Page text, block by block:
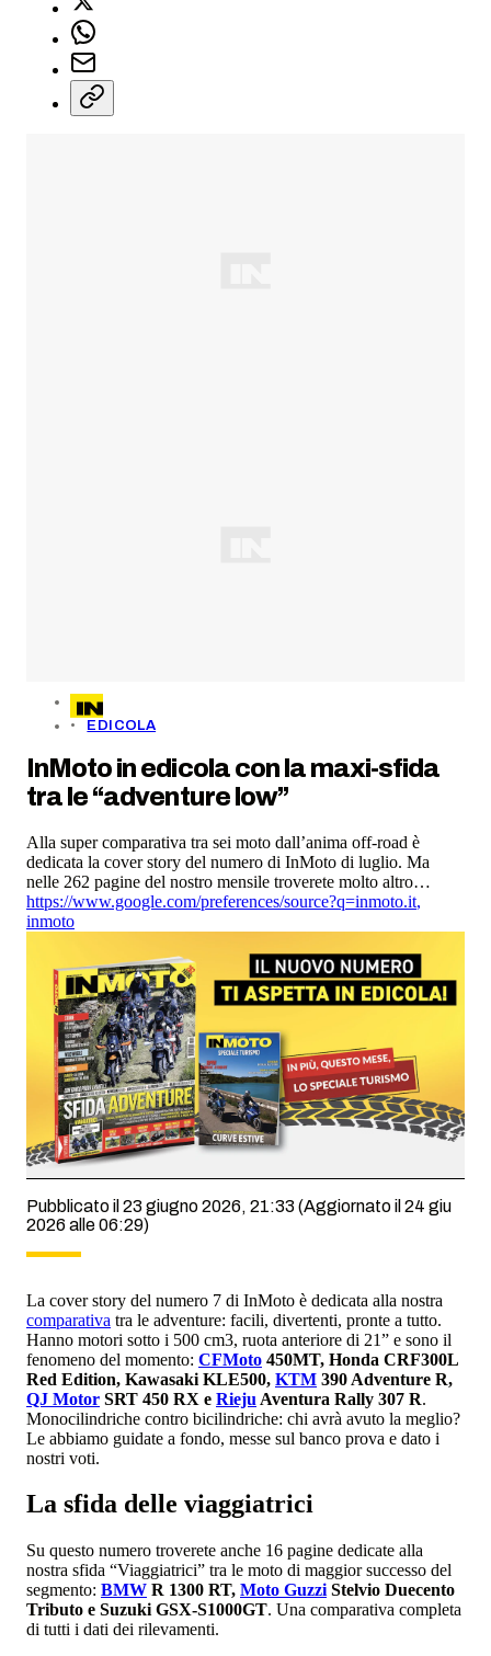
EDICOLA
InMoto in edicola con la maxi-sfida
tra le “adventure low”
Alla super comparativa tra sei moto dall’anima off-road è
dedicata la cover story del numero di InMoto di luglio. Ma
nelle 262 pagine del nostro mensile troverete molto altro…
https://www.google.com/preferences/source?q=inmoto.it,
inmoto
Pubblicato il 23 giugno 2026, 21:33 (Aggiornato il 24 giu
2026 alle 06:29)
La cover story del numero 7 di InMoto è dedicata alla nostra
comparativa tra le adventure: facili, divertenti, pronte a tutto.
Hanno motori sotto i 500 cm3, ruota anteriore di 21” e sono il
fenomeno del momento: CFMoto 450MT, Honda CRF300L
Red Edition, Kawasaki KLE500, KTM 390 Adventure R,
QJ Motor SRT 450 RX e Rieju Aventura Rally 307 R.
Monocilindriche contro bicilindriche: chi avrà avuto la meglio?
Le abbiamo guidate a fondo, messe sul banco prova e dato i
nostri voti.
La sfida delle viaggiatrici
Su questo numero troverete anche 16 pagine dedicate alla
nostra sfida “Viaggiatrici” tra le moto di maggior successo del
segmento: BMW R 1300 RT, Moto Guzzi Stelvio Duecento
Tributo e Suzuki GSX-S1000GT. Una comparativa completa
di tutti i dati dei rilevamenti.